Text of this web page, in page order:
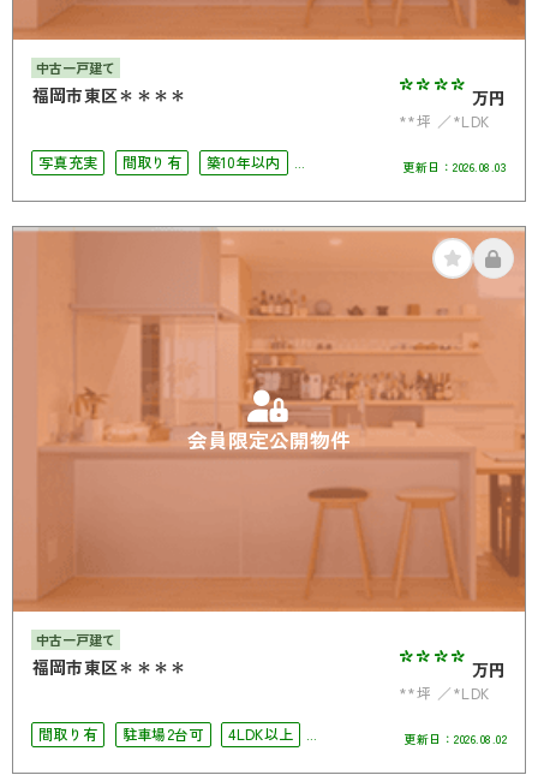
中古一戸建て
福岡市東区＊＊＊＊ **** 万円
**坪
*LDK
写真充実
間取り有
築10年以内
オール電化
更新日： 2026.08.03
会員限定公開物件
中古一戸建て
福岡市東区＊＊＊＊ **** 万円
**坪
*LDK
間取り有
駐車場2台可
4LDK以上
更新日： 2026.08.02